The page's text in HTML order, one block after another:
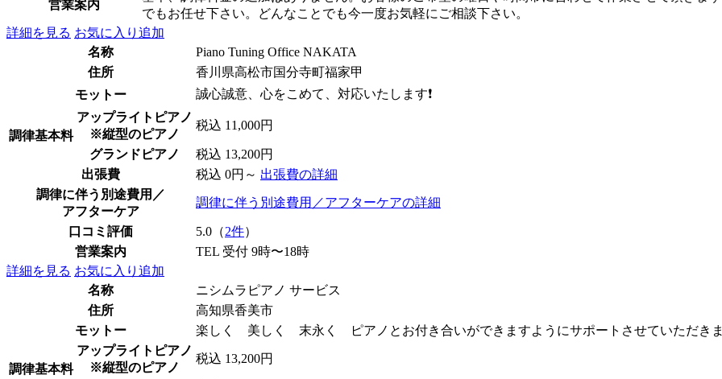
営業案内
でもお任せ下さい。どんなことでも今一度お気軽にご相談下さい。
詳細を見る お気に入り追加
名称
Piano Tuning Office NAKATA
住所
香川県高松市国分寺町福家甲
モットー
誠心誠意、心をこめて、対応いたします❗️
調律基本料
アップライトピアノ
※縦型のピアノ
税込 11,000円
グランドピアノ
税込 13,200円
出張費
税込 0円～ 出張費の詳細
調律に伴う別途費用／
アフターケア
調律に伴う別途費用／アフターケアの詳細
口コミ評価 5.0（2件）
営業案内
TEL 受付 9時〜18時
詳細を見る お気に入り追加
名称
ニシムラピアノ サービス
住所
高知県香美市
モットー
楽しく 美しく 末永く ピアノとお付き合いができますようにサポートさせていただき
調律基本料
アップライトピアノ
※縦型のピアノ
税込 13,200円